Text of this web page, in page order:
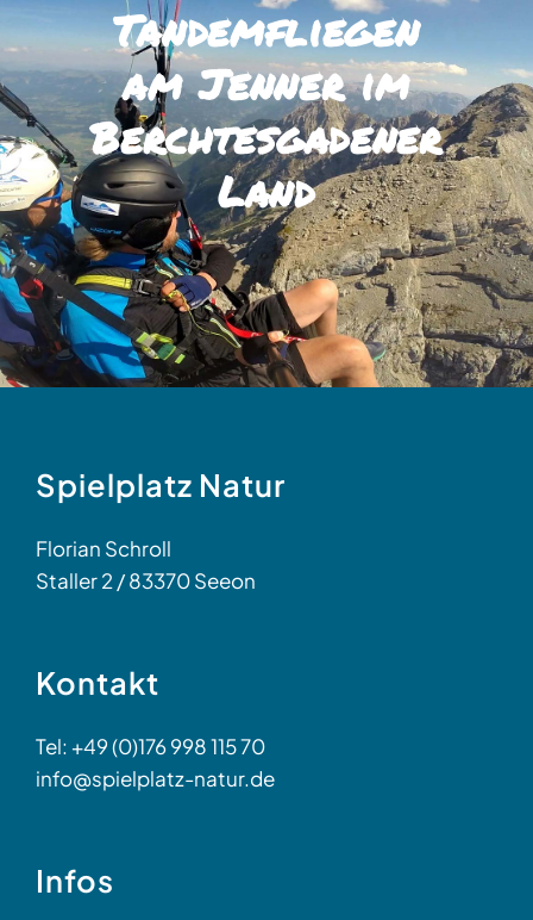
Tandemfliegen
am Jenner im
Berchtesgadener
Land
Spielplatz Natur
Florian Schroll
Staller 2 / 83370 Seeon
Kontakt
Tel: +49 (0)176 998 115 70
info@spielplatz-natur.de
Infos